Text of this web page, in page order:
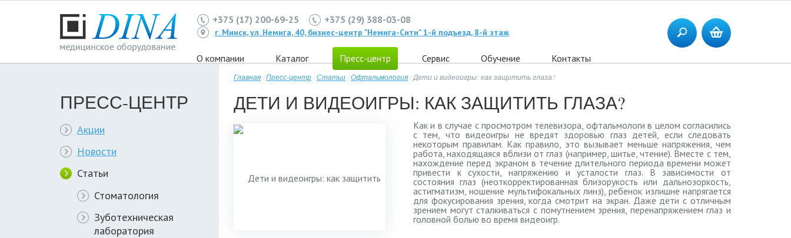
+375 (17) 200-69-25 +375 (29) 388-03-08
г. Минск, ул. Немига, 40, бизнес-центр "Немига-Сити" 1-й подъезд, 8-й этаж
О компании Каталог Пресс-центр Сервис Обучение Контакты
ПРЕСС-ЦЕНТР
Акции
Новости
Статьи
Стоматология
Зуботехническая
лаборатория
Главная/Пресс-центр/Статьи/Офтальмология/Дети и видеоигры: как защитить глаза?
ДЕТИ И ВИДЕОИГРЫ: КАК ЗАЩИТИТЬ ГЛАЗА?
Как и в случае с просмотром телевизора, офтальмологи в целом согласились
с тем, что видеоигры не вредят здоровью глаз детей, если следовать
некоторым правилам. Как правило, это вызывает меньше напряжения, чем
работа, находящаяся вблизи от глаз (например, шитье, чтение). Вместе с тем,
нахождение перед экраном в течение длительного периода времени может
привести к сухости, напряжению и усталости глаз. В зависимости от
состояния глаз (неоткорректированная близорукость или дальнозоркость,
астигматизм, ношение мультифокальных линз), ребенок излишне напрягается
для фокусирования зрения, когда смотрит на экран. Даже дети с отличным
зрением могут сталкиваться с помутнением зрения, перенапряжением глаз и
головной болью во время видеоигр.